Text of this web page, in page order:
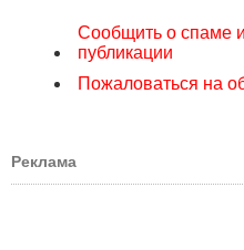
Сообщить о спаме
публикации
Пожаловаться на
Реклама